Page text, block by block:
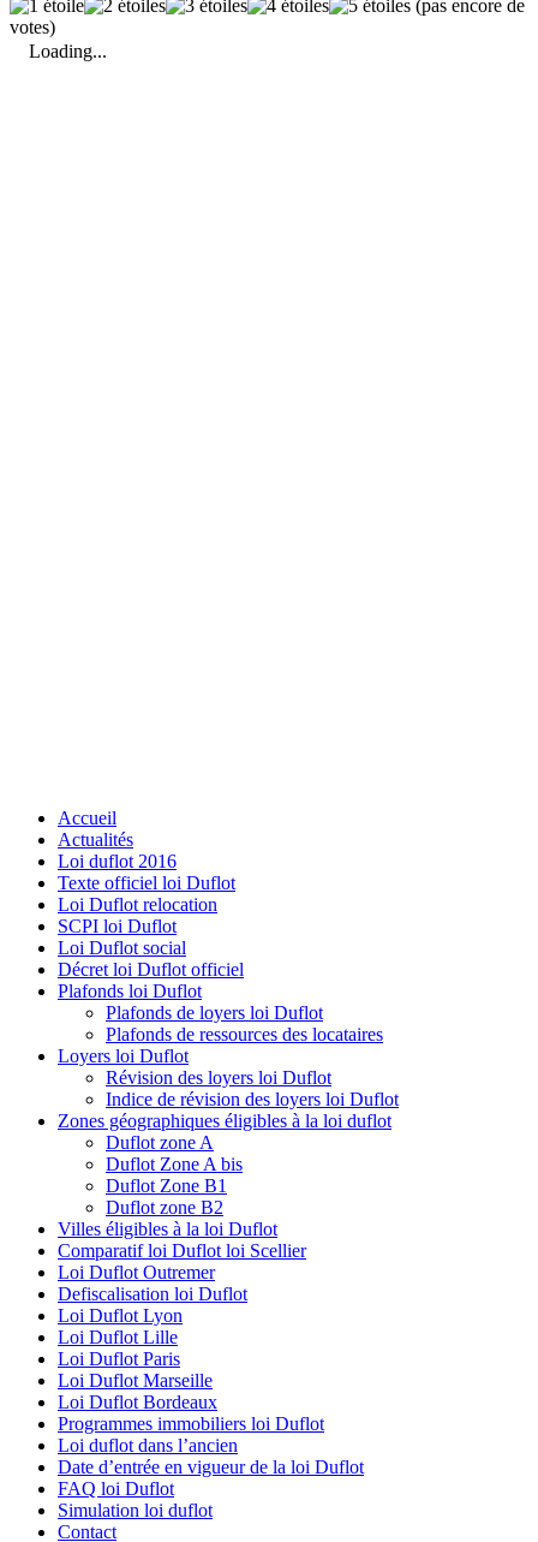
(pas encore de
votes)
Loading...
Accueil
Actualités
Loi duflot 2016
Texte officiel loi Duflot
Loi Duflot relocation
SCPI loi Duflot
Loi Duflot social
Décret loi Duflot officiel
Plafonds loi Duflot
Plafonds de loyers loi Duflot
Plafonds de ressources des locataires
Loyers loi Duflot
Révision des loyers loi Duflot
Indice de révision des loyers loi Duflot
Zones géographiques éligibles à la loi duflot
Duflot zone A
Duflot Zone A bis
Duflot Zone B1
Duflot zone B2
Villes éligibles à la loi Duflot
Comparatif loi Duflot loi Scellier
Loi Duflot Outremer
Defiscalisation loi Duflot
Loi Duflot Lyon
Loi Duflot Lille
Loi Duflot Paris
Loi Duflot Marseille
Loi Duflot Bordeaux
Programmes immobiliers loi Duflot
Loi duflot dans l’ancien
Date d’entrée en vigueur de la loi Duflot
FAQ loi Duflot
Simulation loi duflot
Contact